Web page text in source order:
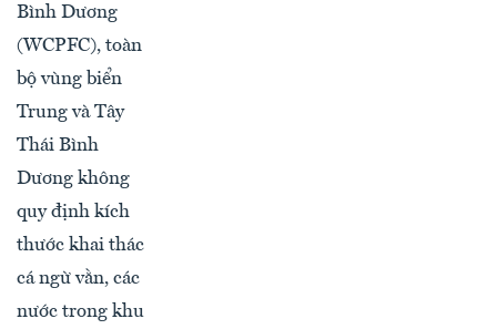
Bình Dương
(WCPFC), toàn
bộ vùng biển
Trung và Tây
Thái Bình
Dương không
quy định kích
thước khai thác
cá ngừ vằn, các
nước trong khu